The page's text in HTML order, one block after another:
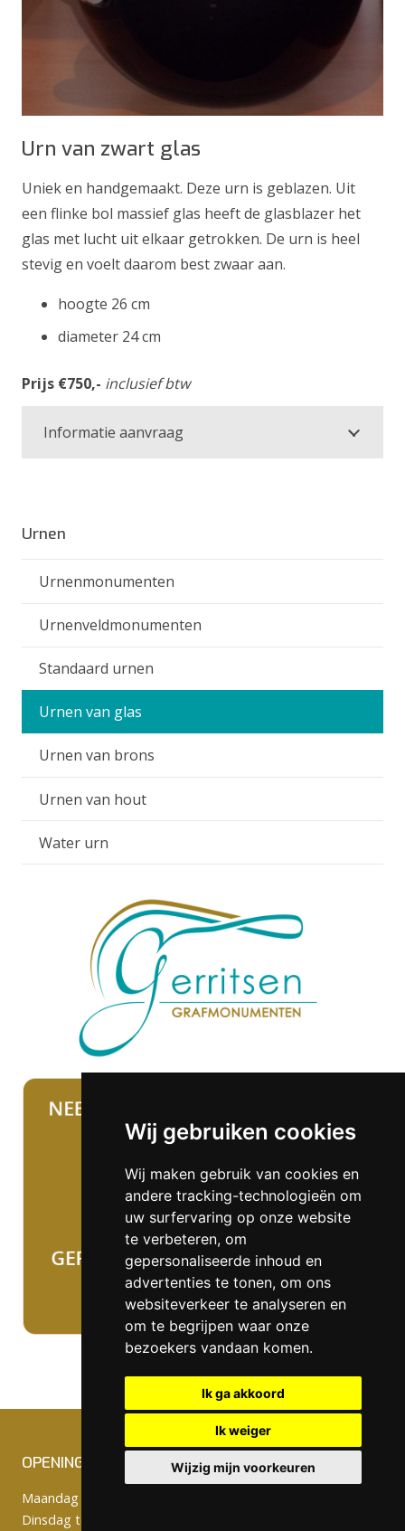
Wij gebruiken cookies
Wij maken gebruik van cookies en
andere tracking-technologieën om
uw surfervaring op onze website
te verbeteren, om
gepersonaliseerde inhoud en
advertenties te tonen, om ons
websiteverkeer te analyseren en
om te begrijpen waar onze
bezoekers vandaan komen.
Ik ga akkoord
Ik weiger
Wijzig mijn voorkeuren
Urn van zwart glas
Uniek en handgemaakt. Deze urn is geblazen. Uit
een flinke bol massief glas heeft de glasblazer het
glas met lucht uit elkaar getrokken. De urn is heel
stevig en voelt daarom best zwaar aan.
hoogte 26 cm
diameter 24 cm
Prijs €750,- inclusief btw
Informatie aanvraag
Urnen
Urnenmonumenten
Urnenveldmonumenten
Standaard urnen
Urnen van glas
Urnen van brons
Urnen van hout
Water urn
OPENINGSTIJDEN
Maandag gesloten.
Dinsdag tot en met vrijdag